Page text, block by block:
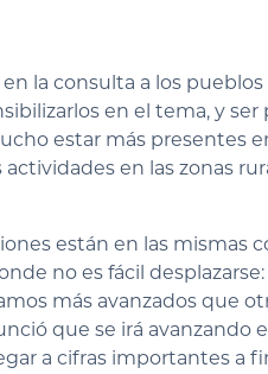
la consulta a los
en el tema, y
estar más presentes
en las zonas
están en las mismas
no es fácil desplazarse:
más avanzados que
que se irá avanzando
a cifras importantes a